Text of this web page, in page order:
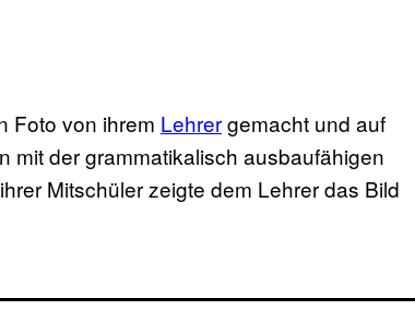
Foto von ihrem Lehrergemacht und auf
mit der grammatikalisch ausbaufähigen
Mitschüler zeigte dem Lehrer das Bild